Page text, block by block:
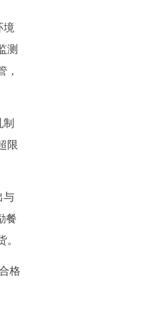
境
测
限
与
餐
格